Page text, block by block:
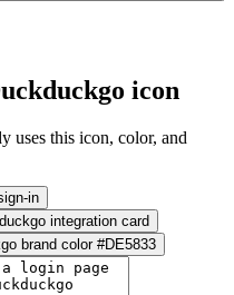
icon
uses this icon, color, and
in
integration card
brand color #DE5833